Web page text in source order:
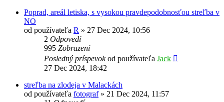
Poprad, areál letiska, s vysokou pravdepodobnosťou streľba v
NO
od používateľa R » 27 Dec 2024, 10:56
2 Odpovedí
995 Zobrazení
Posledný príspevokod používateľa Jack
27 Dec 2024, 18:42
streľba na zlodeja v Malackách
od používateľa fotograf» 21 Dec 2024, 11:57